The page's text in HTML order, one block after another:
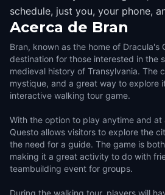
schedule, just you, your phone,
Acerca de Bran
Bran, known as the home of Dracula's
destination for those interested in the
medieval history of Transylvania. The
mystique, and a great way to explore
interactive walking tour game.
With the option to play anytime and
Questo allows visitors to explore the
the need for a guide. The game is
making it a great activity to do with
teambuilding event for groups.
During the walking tour, players will